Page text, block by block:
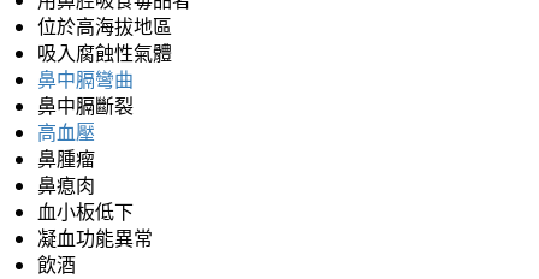
位於高海拔地區
吸入腐蝕性氣體
鼻中膈彎曲
鼻中膈斷裂
高血壓
鼻腫瘤
鼻瘜肉
血小板低下
凝血功能異常
飲酒